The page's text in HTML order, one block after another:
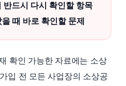
반드시 다시 확인할 항목
때 바로 확인할 문제
확인 가능한 자료에는 소상
입 전 모든 사업장의 소상공